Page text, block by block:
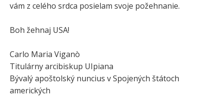
vám z celého srdca posielam svoje požehnanie.
Boh žehnaj USA!
Carlo Maria Viganò
Titulárny arcibiskup UIpiana
Bývalý apoštolský nuncius v Spojených štátoch
amerických